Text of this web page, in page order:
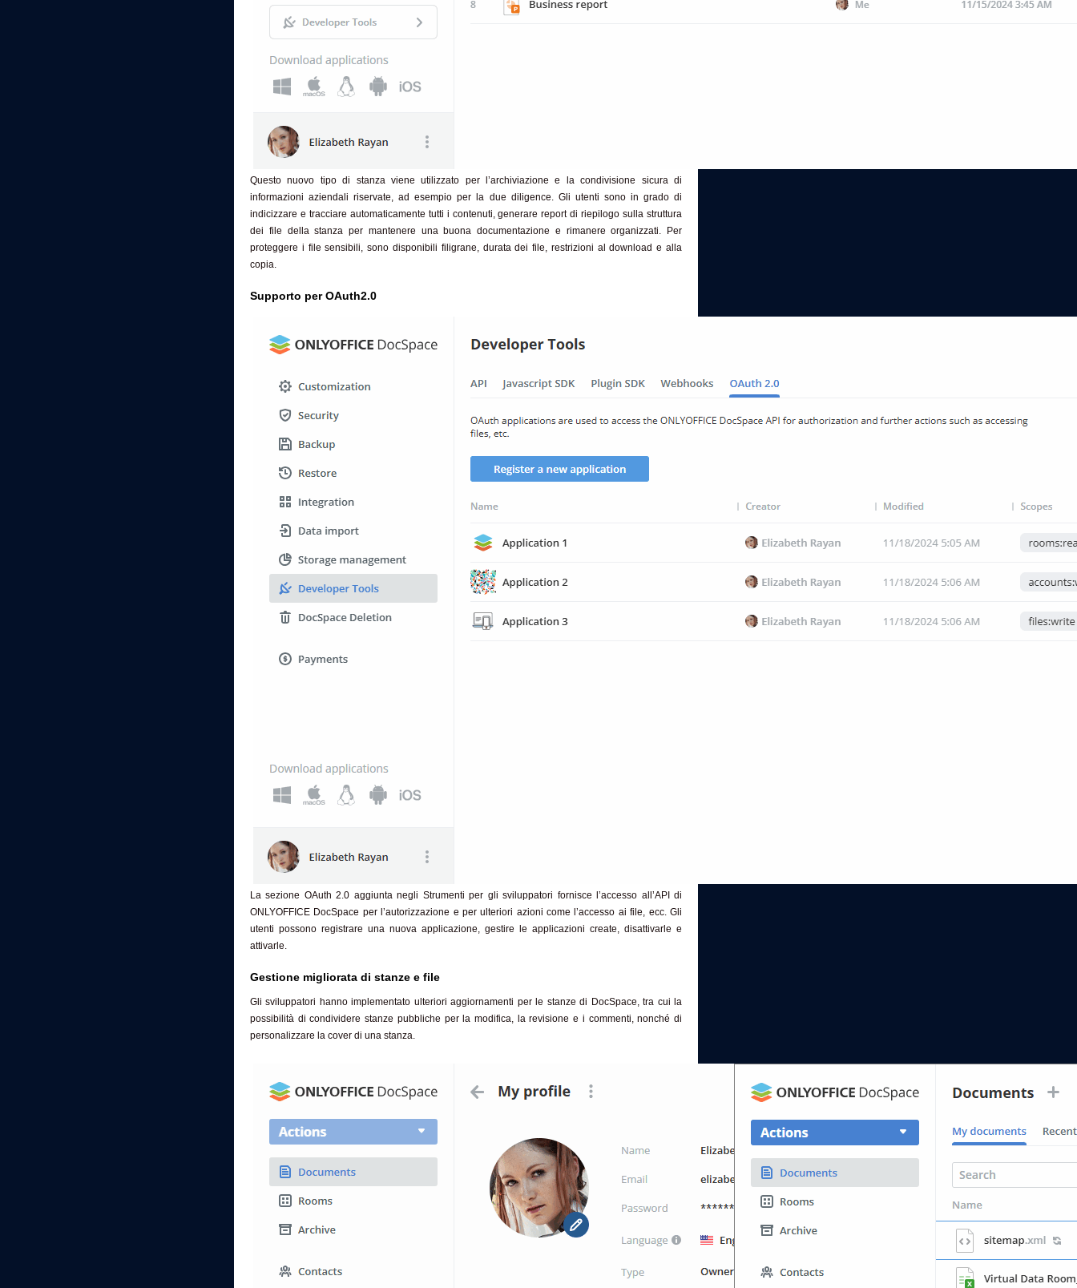
Questo nuovo tipo di stanza viene utilizzato per l’archiviazione e la condivisione sicura di
informazioni aziendali riservate, ad esempio per la due diligence. Gli utenti sono in grado di
indicizzare e tracciare automaticamente tutti i contenuti, generare report di riepilogo sulla struttura
dei file della stanza per mantenere una buona documentazione e rimanere organizzati. Per
proteggere i file sensibili, sono disponibili filigrane, durata dei file, restrizioni al download e alla
copia.
Supporto per OAuth2.0
La sezione OAuth 2.0 aggiunta negli Strumenti per gli sviluppatori fornisce l’accesso all’API di
ONLYOFFICE DocSpace per l’autorizzazione e per ulteriori azioni come l’accesso ai file, ecc. Gli
utenti possono registrare una nuova applicazione, gestire le applicazioni create, disattivarle e
attivarle.
Gestione migliorata di stanze e file
Gli sviluppatori hanno implementato ulteriori aggiornamenti per le stanze di DocSpace, tra cui la
possibilità di condividere stanze pubbliche per la modifica, la revisione e i commenti, nonché di
personalizzare la cover di una stanza.